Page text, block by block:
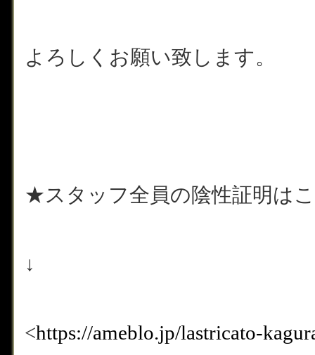
よろしくお願い致します。
★スタッフ全員の陰性証明は
↓
<https://ameblo.jp/lastricato-